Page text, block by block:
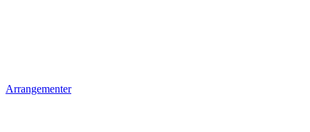
Arrangementer